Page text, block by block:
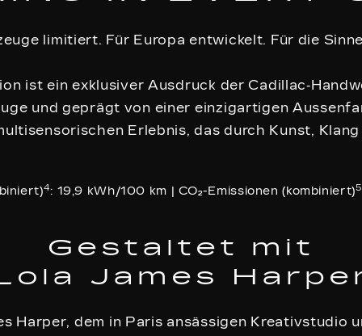
limitiert. Für Europa entwickelt. Für die
ist ein exklusiver Ausdruck der
und geprägt von einer einzigartigen
Erlebnis, das durch Kunst,
4: 19,9 kWh/100 km | CO₂-Emissionen (kombiniert)5
Gestaltet mit
James
Harper, dem in Paris ansässigen Kreativstudio